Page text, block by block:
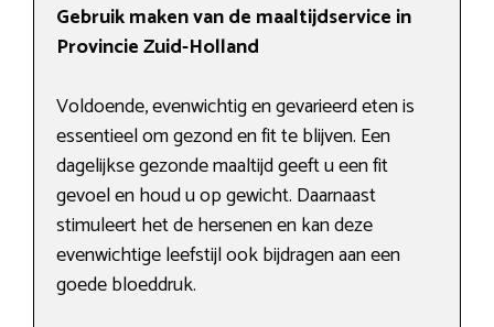
Gebruik maken van de maaltijdservice in
Provincie Zuid-Holland
Voldoende, evenwichtig en gevarieerd eten is
essentieel om gezond en fit te blijven. Een
dagelijkse gezonde maaltijd geeft u een fit
gevoel en houd u op gewicht. Daarnaast
stimuleert het de hersenen en kan deze
evenwichtige leefstijl ook bijdragen aan een
goede bloeddruk.